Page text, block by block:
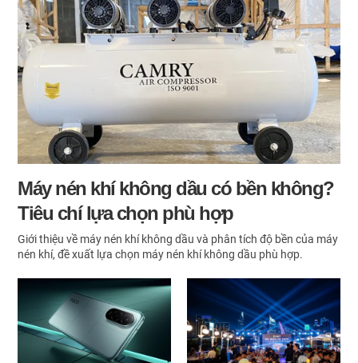
Máy nén khí không dầu có bền không?
Tiêu chí lựa chọn phù hợp
Giới thiệu về máy nén khí không dầu và phân tích độ bền của máy
nén khí, đề xuất lựa chọn máy nén khí không dầu phù hợp.